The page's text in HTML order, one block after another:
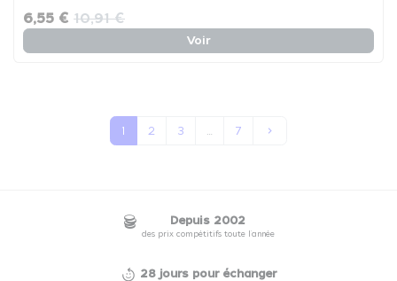
6,55 € 10,91 €
Voir
1 2 3 7 keyboard_arrow_right
Depuis 2002
des prix compétitifs toute l'année
28 jours pour échanger